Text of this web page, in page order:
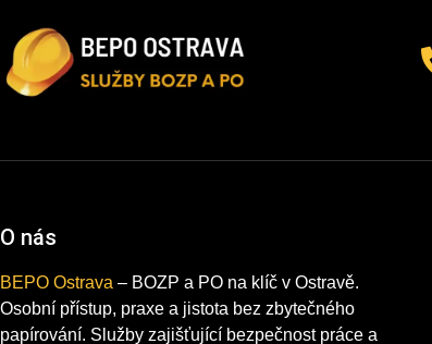
O nás
BEPO Ostrava – BOZP a PO na klíč v Ostravě.
Osobní přístup, praxe a jistota bez zbytečného
papírování. Služby zajišťující bezpečnost práce a